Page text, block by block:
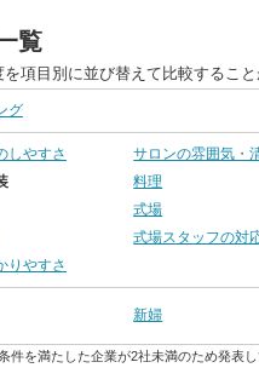
覧
項目別に並び替えて比較すること
グ
しやすさ サロンの雰囲気・
料理
式場
式場スタッフの対
りやすさ
新婦
を満たした企業が2社未満のため発表し